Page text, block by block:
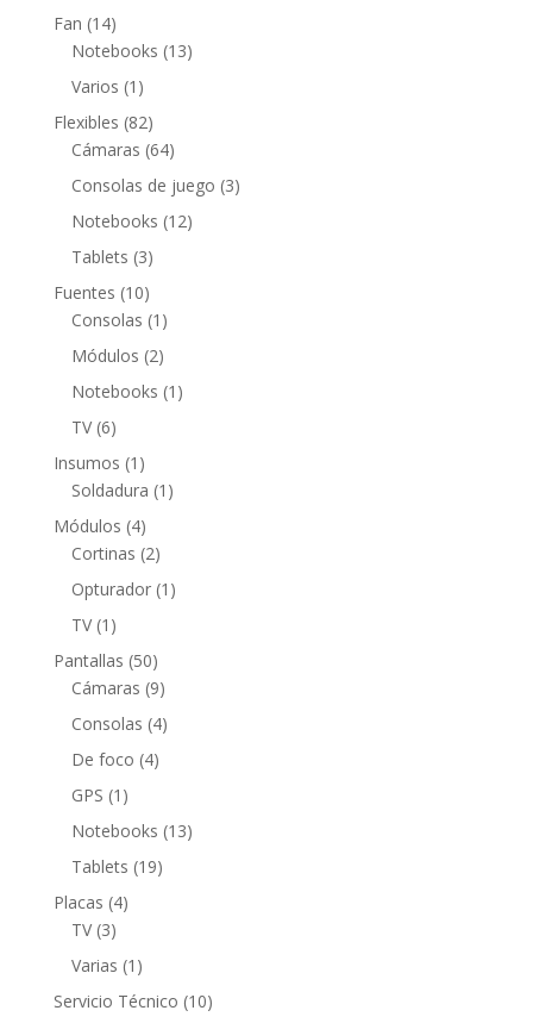
Fan 1414
productos
Notebooks 1313
Varios 1 1
producto
Flexibles 8282
productos
Cámaras 6464
productos
Consolas de juego 33
Notebooks 1212
Tablets 33
productos
Fuentes 1010
productos
Consolas 1 1
producto
Módulos 22
productos
Notebooks 1 1
TV 66
productos
Insumos 1 1
producto
Soldadura 1 1
Módulos 44
productos
Cortinas 22
productos
Opturador 1 1
TV 1 1
producto
Pantallas 5050
productos
Cámaras 99
productos
Consolas 44
De foco 44
GPS 1 1
producto
Notebooks 1313
Tablets 1919
Placas 44
TV 33
productos
Varias 1 1
producto
Servicio Técnico 1010